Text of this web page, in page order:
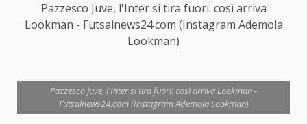
Pazzesco Juve, l'Inter si tira fuori: così arriva
Lookman - Futsalnews24.com (Instagram Ademola
Lookman)
Pazzesco Juve, l'Inter si tira fuori: così arriva Lookman -
Futsalnews24.com (Instagram Ademola Lookman)